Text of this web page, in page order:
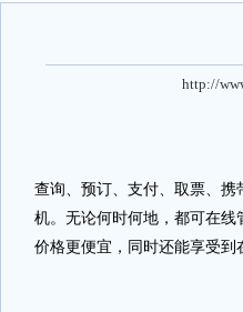
http://
查询、预订、支付、取票、
机。无论何时何地，都可在
价格更便宜，同时还能享受到